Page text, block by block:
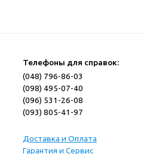
Телефоны для справок:
(048) 796-86-03
(098) 495-07-40
(096) 531-26-08
(093) 805-41-97
Доставка и Оплата
Гарантия и Сервис